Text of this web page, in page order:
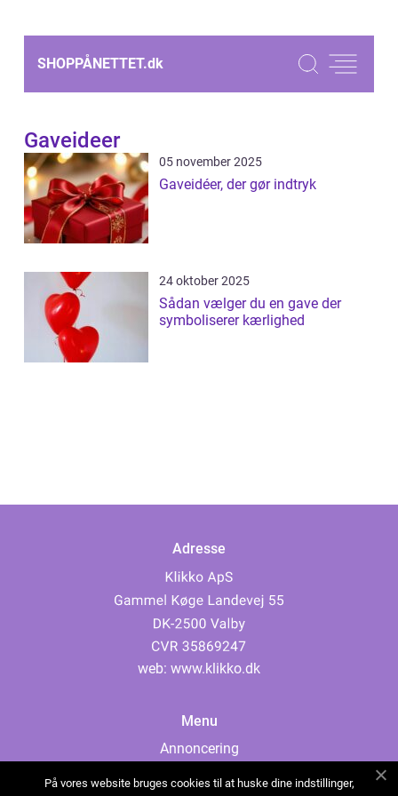
SHOPPÅNETTET.dk
Gaveideer
05 november 2025
Gaveidéer, der gør indtryk
24 oktober 2025
Sådan vælger du en gave der
symboliserer kærlighed
Adresse
web: www.klikko.dk
Menu
Annoncering
På vores website bruges cookies til at huske dine indstillinger,